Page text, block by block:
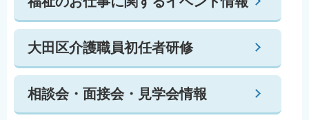
大田区介護職員初任者研修
相談会・面接会・見学会情報